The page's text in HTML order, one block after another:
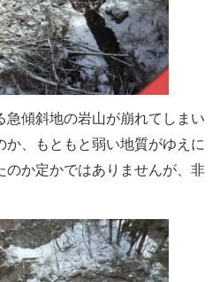
急傾斜地の岩山が崩れてしまい
か、もともと弱い地質がゆえに
のか定かではありませんが、非